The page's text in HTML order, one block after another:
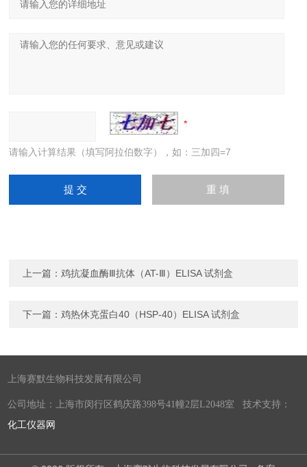
请输入计算结果（填写阿拉伯数字），如：三加四=7
上一篇： 鸡抗凝血酶Ⅲ抗体（AT-Ⅲ）ELISA 试剂盒
下一篇： 鸡热休克蛋白40（HSP-40）ELISA 试剂盒
上海赛默生物科技发展有限公司
公司地址：上海市闵行区鹤庆路398号41幢2层L2048室 技术支持：
化工仪器网